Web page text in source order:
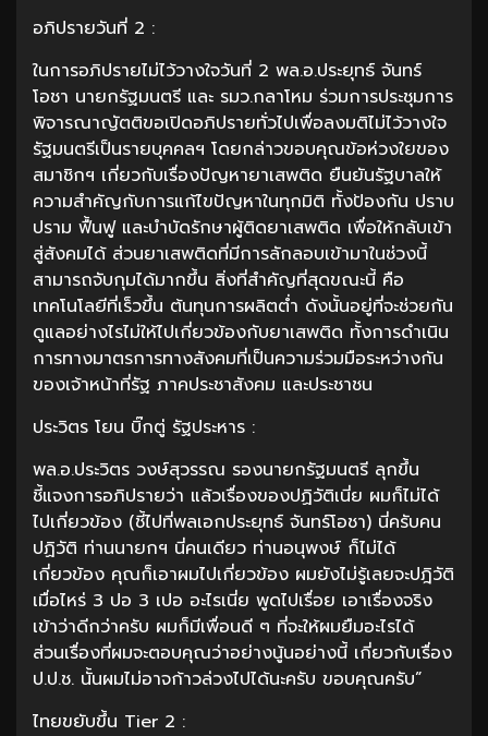
อภิปรายวันที่ 2 :
ในการอภิปรายไม่ไว้วางใจวันที่ 2 พล.อ.ประยุทธ์ จันทร์
โอชา นายกรัฐมนตรี และ รมว.กลาโหม ร่วมการประชุมการ
พิจารณาญัตติขอเปิดอภิปรายทั่วไปเพื่อลงมติไม่ไว้วางใจ
รัฐมนตรีเป็นรายบุคคลฯ โดยกล่าวขอบคุณข้อห่วงใยของ
สมาชิกฯ เกี่ยวกับเรื่องปัญหายาเสพติด ยืนยันรัฐบาลให้
ความสำคัญกับการแก้ไขปัญหาในทุกมิติ ทั้งป้องกัน ปราบ
ปราม ฟื้นฟู และบำบัดรักษาผู้ติดยาเสพติด เพื่อให้กลับเข้า
สู่สังคมได้ ส่วนยาเสพติดที่มีการลักลอบเข้ามาในช่วงนี้
สามารถจับกุมได้มากขึ้น สิ่งที่สำคัญที่สุดขณะนี้ คือ
เทคโนโลยีที่เร็วขึ้น ต้นทุนการผลิตต่ำ ดังนั้นอยู่ที่จะช่วยกัน
ดูแลอย่างไรไม่ให้ไปเกี่ยวข้องกับยาเสพติด ทั้งการดำเนิน
การทางมาตรการทางสังคมที่เป็นความร่วมมือระหว่างกัน
ของเจ้าหน้าที่รัฐ ภาคประชาสังคม และประชาชน
ประวิตร โยน บิ๊กตู่ รัฐประหาร :
พล.อ.ประวิตร วงษ์สุวรรณ รองนายกรัฐมนตรี ลุกขึ้น
ชี้แจงการอภิปรายว่า แล้วเรื่องของปฏิวัติเนี่ย ผมก็ไม่ได้
ไปเกี่ยวข้อง (ชี้ไปที่พลเอกประยุทธ์ จันทร์โอชา) นี่ครับคน
ปฏิวัติ ท่านนายกฯ นี่คนเดียว ท่านอนุพงษ์ ก็ไม่ได้
เกี่ยวข้อง คุณก็เอาผมไปเกี่ยวข้อง ผมยังไม่รู้เลยจะปฎิวัติ
เมื่อไหร่ 3 ปอ 3 เปอ อะไรเนี่ย พูดไปเรื่อย เอาเรื่องจริง
เข้าว่าดีกว่าครับ ผมก็มีเพื่อนดี ๆ ที่จะให้ผมยืมอะไรได้
ส่วนเรื่องที่ผมจะตอบคุณว่าอย่างนู้นอย่างนี้ เกี่ยวกับเรื่อง
ป.ป.ช. นั้นผมไม่อาจก้าวล่วงไปได้นะครับ ขอบคุณครับ”
ไทยขยับขึ้น Tier 2 :